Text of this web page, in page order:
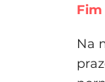
Na